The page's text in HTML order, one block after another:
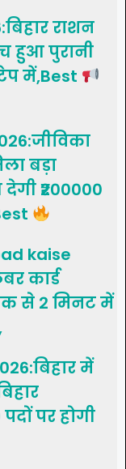
राशन
हुआ पुरानी
में,Best
बड़ा
₹200000
kaise
कार्ड
से 2 मिनट में
में
पर होगी